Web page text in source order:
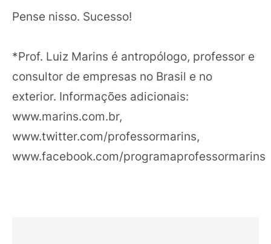
Pense nisso. Sucesso!
*Prof. Luiz Marins é antropólogo, professor e
consultor de empresas no Brasil e no
exterior. Informações adicionais:
www.marins.com.br,
www.twitter.com/professormarins,
www.facebook.com/programaprofessormarins